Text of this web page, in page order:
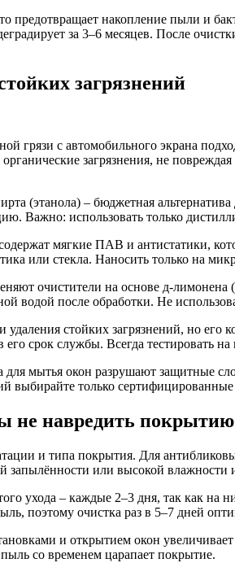
предотвращает накопление пыли и
за 3–6 месяцев. После
загрязнений
грязи с автомобильного экрана
загрязнения, не
(этанола) – бюджетная
Важно: использовать только
мягкие ПАВ и антистатики,
или стекла. Наносить только на
очистители на основе д-
водой после обработки. Не
стойких загрязнений, но
срок службы. Всегда тестировать на
для мытья окон разрушают защитные
выбирайте только
не навредить покрытию
и типа покрытия. Для
или высокой влажности
ухода – каждые 2–3 дня, так как
поэтому очистка раз в 5–7 дней
и открытием окон
со временем царапает покрытие.